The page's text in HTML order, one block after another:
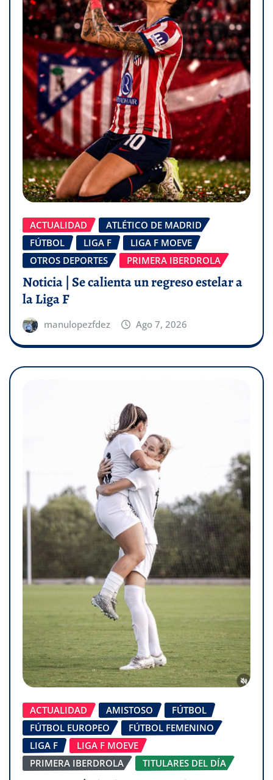
ACTUALIDAD
ATLÉTICO DE MADRID
FÚTBOL
LIGA F
LIGA F MOEVE
OTROS DEPORTES
PRIMERA IBERDROLA
Noticia | Se calienta un regreso estelar a
la Liga F
manulopezfdez Ago 7, 2026
ACTUALIDAD AMISTOSO
FÚTBOL
FÚTBOL EUROPEO
FÚTBOL FEMENINO
LIGA F
LIGA F MOEVE
PRIMERA IBERDROLA
TITULARES DEL DÍA